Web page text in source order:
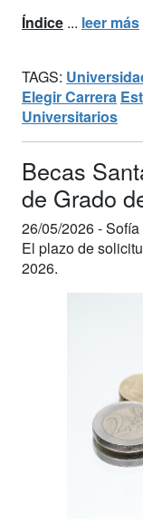
Índice ... leer más
TAGS:
Elegir Carrera
Universitarios
Becas
de Grado
26/05/2026 -
El plazo de
2026.